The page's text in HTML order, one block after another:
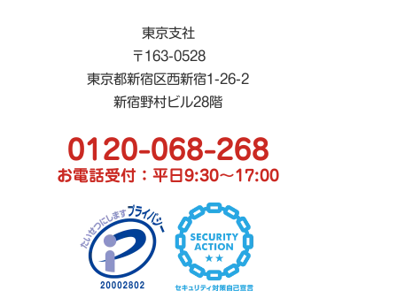
東京支社
〒163-0528
東京都新宿区西新宿1-26-2
新宿野村ビル28階
0120-068-268
お電話受付：平日9:30〜17:00